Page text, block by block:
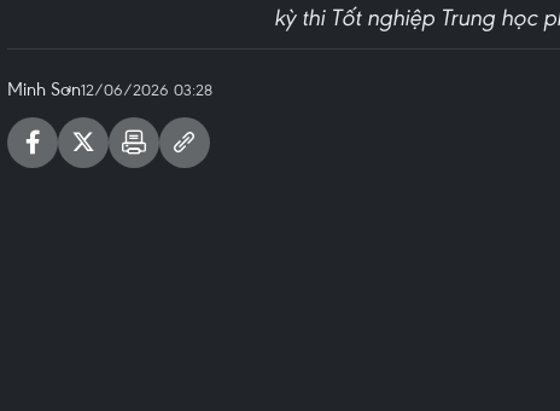
kỳ thi Tốt nghiệp Trung học
Minh Sơn12/06/2026 03:28